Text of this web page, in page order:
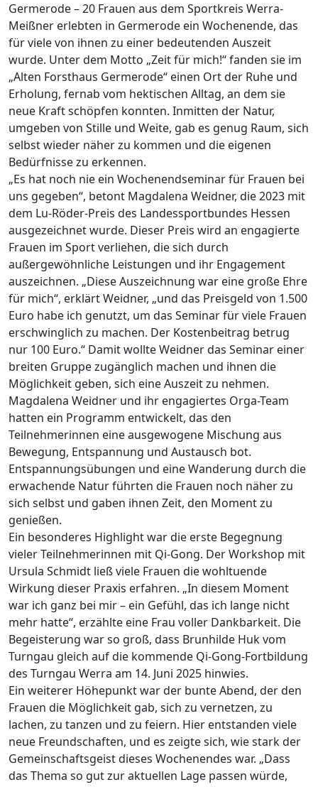
Germerode – 20 Frauen aus dem Sportkreis Werra-
Meißner erlebten in Germerode ein Wochenende, das
für viele von ihnen zu einer bedeutenden Auszeit
wurde. Unter dem Motto „Zeit für mich!“ fanden sie im
„Alten Forsthaus Germerode“ einen Ort der Ruhe und
Erholung, fernab vom hektischen Alltag, an dem sie
neue Kraft schöpfen konnten. Inmitten der Natur,
umgeben von Stille und Weite, gab es genug Raum, sich
selbst wieder näher zu kommen und die eigenen
Bedürfnisse zu erkennen.
„Es hat noch nie ein Wochenendseminar für Frauen bei
uns gegeben“, betont Magdalena Weidner, die 2023 mit
dem Lu-Röder-Preis des Landessportbundes Hessen
ausgezeichnet wurde. Dieser Preis wird an engagierte
Frauen im Sport verliehen, die sich durch
außergewöhnliche Leistungen und ihr Engagement
auszeichnen. „Diese Auszeichnung war eine große Ehre
für mich“, erklärt Weidner, „und das Preisgeld von 1.500
Euro habe ich genutzt, um das Seminar für viele Frauen
erschwinglich zu machen. Der Kostenbeitrag betrug
nur 100 Euro.“ Damit wollte Weidner das Seminar einer
breiten Gruppe zugänglich machen und ihnen die
Möglichkeit geben, sich eine Auszeit zu nehmen.
Magdalena Weidner und ihr engagiertes Orga-Team
hatten ein Programm entwickelt, das den
Teilnehmerinnen eine ausgewogene Mischung aus
Bewegung, Entspannung und Austausch bot.
Entspannungsübungen und eine Wanderung durch die
erwachende Natur führten die Frauen noch näher zu
sich selbst und gaben ihnen Zeit, den Moment zu
genießen.
Ein besonderes Highlight war die erste Begegnung
vieler Teilnehmerinnen mit Qi-Gong. Der Workshop mit
Ursula Schmidt ließ viele Frauen die wohltuende
Wirkung dieser Praxis erfahren. „In diesem Moment
war ich ganz bei mir – ein Gefühl, das ich lange nicht
mehr hatte“, erzählte eine Frau voller Dankbarkeit. Die
Begeisterung war so groß, dass Brunhilde Huk vom
Turngau gleich auf die kommende Qi-Gong-Fortbildung
des Turngau Werra am 14. Juni 2025 hinwies.
Ein weiterer Höhepunkt war der bunte Abend, der den
Frauen die Möglichkeit gab, sich zu vernetzen, zu
lachen, zu tanzen und zu feiern. Hier entstanden viele
neue Freundschaften, und es zeigte sich, wie stark der
Gemeinschaftsgeist dieses Wochenendes war. „Dass
das Thema so gut zur aktuellen Lage passen würde,